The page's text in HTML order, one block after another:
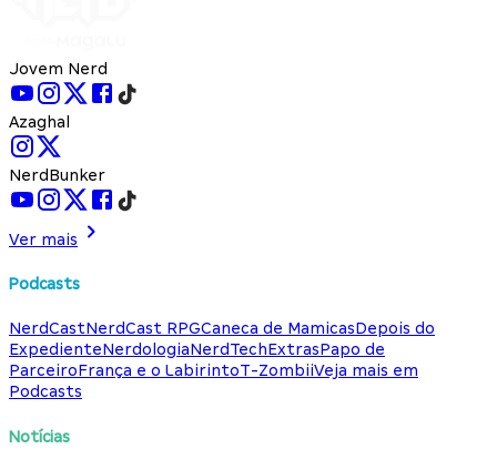
Jovem Nerd
Azaghal
NerdBunker
Ver mais
Podcasts
NerdCastNerdCast RPGCaneca de MamicasDepois do
ExpedienteNerdologiaNerdTechExtrasPapo de
ParceiroFrança e o LabirintoT-ZombiiVeja mais em
Podcasts
Notícias